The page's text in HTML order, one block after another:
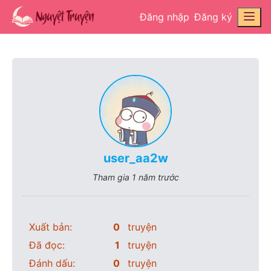
Đăng nhập Đăng ký
user_aa2w
Tham gia 1 năm trước
Xuất bản: 0
truyện
Đã đọc:
1
truyện
Đánh dấu:
0
truyện